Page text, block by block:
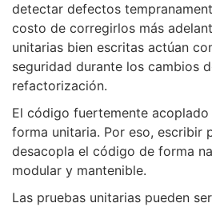
detectar defectos
costo de corregirlos más
unitarias bien escritas actúan
seguridad durante los cambios
refactorización.
El código fuertemente
forma unitaria. Por eso, escribir
desacopla el código de forma
modular y mantenible.
Las pruebas unitarias pueden